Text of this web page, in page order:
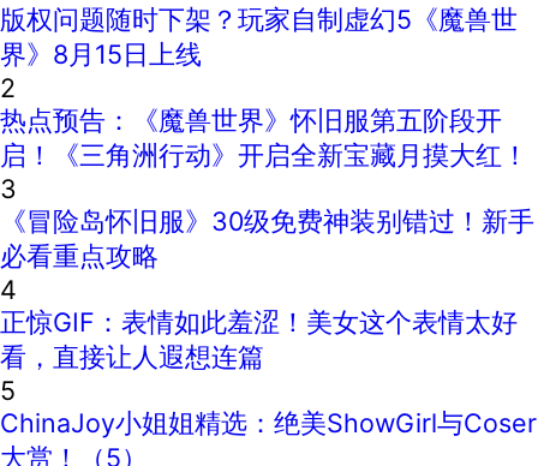
版权问题随时下架？玩家自制虚幻5《魔兽世
界》8月15日上线
2
热点预告：《魔兽世界》怀旧服第五阶段开
启！《三角洲行动》开启全新宝藏月摸大红！
3
《冒险岛怀旧服》30级免费神装别错过！新手
必看重点攻略
4
正惊GIF：表情如此羞涩！美女这个表情太好
看，直接让人遐想连篇
5
ChinaJoy小姐姐精选：绝美ShowGirl与Coser
大赏！（5）